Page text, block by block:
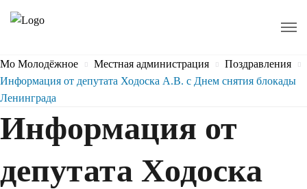
Мо Молодёжное Местная администрация
Поздравления
Информация от депутата Ходоска А.В. с Днем снятия блокады
Ленинграда
Информация от
депутата Ходоска